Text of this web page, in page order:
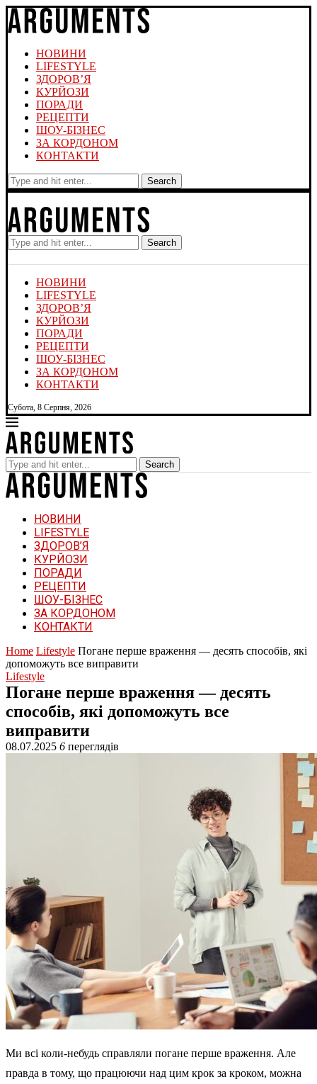
НОВИНИ
LIFESTYLE
ЗДОРОВ’Я
КУРЙОЗИ
ПОРАДИ
РЕЦЕПТИ
ШОУ-БІЗНЕС
ЗА КОРДОНОМ
КОНТАКТИ
Search
Search
НОВИНИ
LIFESTYLE
ЗДОРОВ’Я
КУРЙОЗИ
ПОРАДИ
РЕЦЕПТИ
ШОУ-БІЗНЕС
ЗА КОРДОНОМ
КОНТАКТИ
Субота, 8 Серпня, 2026
Search
НОВИНИ
LIFESTYLE
ЗДОРОВ’Я
КУРЙОЗИ
ПОРАДИ
РЕЦЕПТИ
ШОУ-БІЗНЕС
ЗА КОРДОНОМ
КОНТАКТИ
Home Lifestyle Погане перше враження — десять способів, які
допоможуть все виправити
Lifestyle
Погане перше враження — десять
способів, які допоможуть все
виправити
08.07.2025 6 переглядів
Ми всі коли-небудь справляли погане перше враження. Але
правда в тому, що працюючи над цим крок за кроком, можна